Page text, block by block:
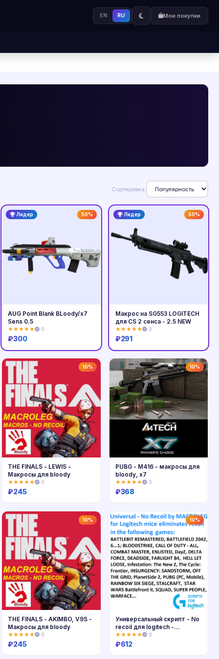
EN RU Мои покупки
Сортировка:
Лидер 50%
AUG Point Blank BLoody/x7
Sens 0.5
★★★★★ 0
₽300
Лидер 50%
Купить
Макрос на SG553 LOGITECH
для CS 2 сенса - 2.5 NEW
★★★★★ 0
₽291
10%
THE FINALS - LEWIS -
Макросы для bloody
★★★★★ 0
₽245
10%
Купить
PUBG - M416 - макросы для
bloody, x7
★★★★★ 0
₽368
10%
THE FINALS - AKIMBO, V9S -
Макросы для bloody
★★★★★ 0
₽245
10%
Универсальный скрипт - No
recoil для logitech -
battlefield, call of duty,
pubg...
★★★★★ 0
₽612